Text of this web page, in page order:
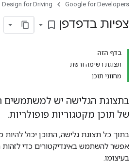
Google for Developers
Design for Driving
צפיות בדפדפן bookmark_border
בדף הזה
תצוגת רשימה ורשת
מחווני תוכן
בתצוגת הגלישה יש למשתמשים
של תוכן מקטגוריות פופולריות.
בתוך כל תצוגת גלישה, התוכן יכול
אפשר להשתמש באינדיקטורים כדי לזהות
בעיצומו.